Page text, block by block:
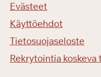
Evästeet
Käyttöehdot
Tietosuojaseloste
Rekrytointia